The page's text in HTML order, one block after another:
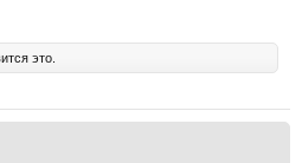
это.